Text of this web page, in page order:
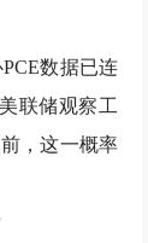
数据已连
联储观察工
，这一概率